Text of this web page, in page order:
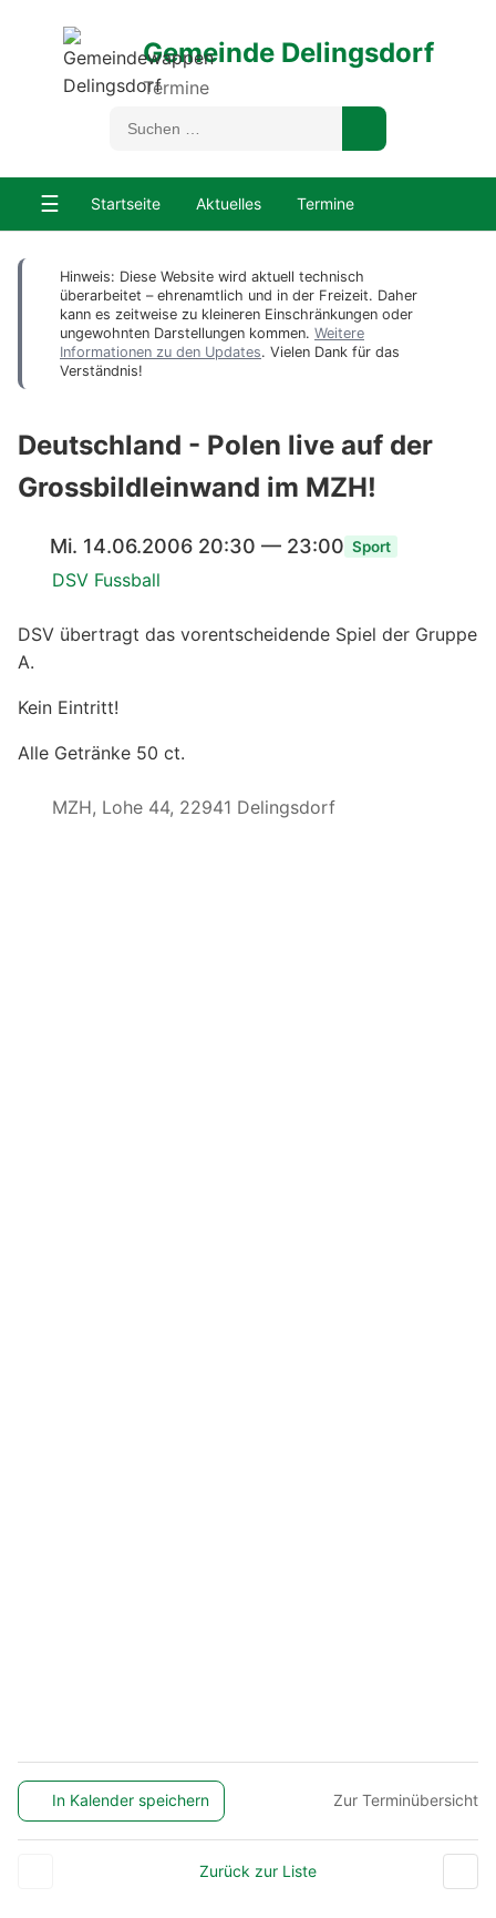
Gemeinde Delingsdorf
Termine
☰ Startseite Aktuelles Termine
Hinweis: Diese Website wird aktuell technisch
überarbeitet – ehrenamtlich und in der Freizeit. Daher
kann es zeitweise zu kleineren Einschränkungen oder
ungewohnten Darstellungen kommen. Weitere
Informationen zu den Updates. Vielen Dank für das
Verständnis!
Deutschland - Polen live auf der
Grossbildleinwand im MZH!
Mi. 14.06.2006 20:30 — 23:00 Sport
DSV Fussball
DSV übertragt das vorentscheidende Spiel der Gruppe
A.
Kein Eintritt!
Alle Getränke 50 ct.
MZH, Lohe 44, 22941 Delingsdorf
In Kalender speichern Zur Terminübersicht
Zurück zur Liste